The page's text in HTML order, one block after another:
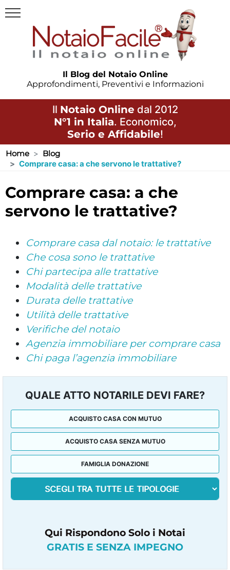
Il Blog del Notaio Online
Approfondimenti, Preventivi e Informazioni
Il Notaio Online dal 2012
N°1 in Italia. Economico,
Serio e Affidabile!
Home
Blog
Comprare casa: a che servono le trattative?
comprare casa: a che
servono le trattative?
Comprare casa dal notaio: le trattative
Che cosa sono le trattative
Chi partecipa alle trattative
Modalità delle trattative
Durata delle trattative
Utilità delle trattative
Verifiche del notaio
Agenzia immobiliare per comprare casa
Chi paga l’agenzia immobiliare
QUALE ATTO NOTARILE DEVI FARE?
ACQUISTO CASA CON MUTUO
ACQUISTO CASA SENZA MUTUO
FAMIGLIA DONAZIONE
Qui Rispondono Solo i Notai
GRATIS E SENZA IMPEGNO